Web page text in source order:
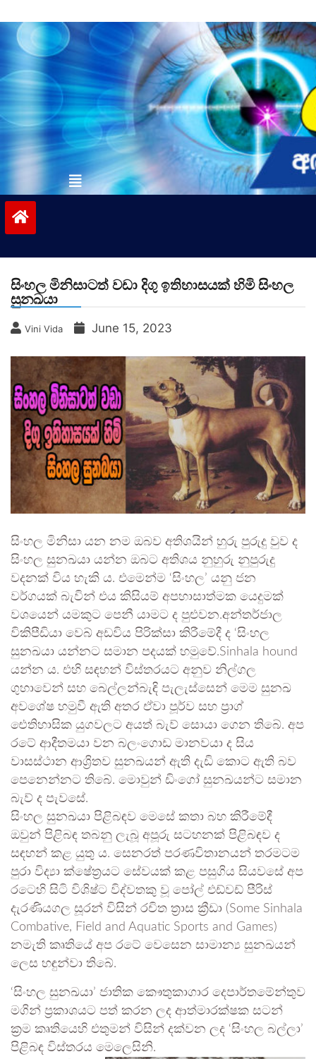
to
contentvinivida.lk
සිංහල මිනිසාටත් වඩා දිගු ඉතිහාසයක් හිමි සිංහල
සුනඛයා
Vini Vida June 15, 2023
සිංහල මිනිසා යන නම ඔබව අතිශයින් හුරු පුරුදු වුව ද
සිංහල සුනඛයා යන්න ඔබට අතිශය නුහුරු නුපුරුදු
වදනක් විය හැකි ය. එමෙන්ම ‘සිංහල’ යනු ජන
වර්ගයක් බැවින් එය කිසියම් අපහාසාත්මක යෙදුමක්
වශයෙන් යමකුට පෙනී යාමට ද පුළුවන.අන්තර්ජාල
විකිපීඩියා වෙබ් අඩවිය පිරික්සා කිරීමේදී ද ‘සිංහල
සුනඛයා යන්නට සමාන පදයක් හමුවේ.Sinhala hound
යන්න ය. එහි සඳහන් විස්තරයට අනුව නිල්ගල
ගුහාවෙන් සහ බෙල්ලන්බැඳි පැලැස්සෙන් මෙම සුනඛ
අවශේෂ හමුවී ඇති අතර ඒවා පූර්ව සහ ප්‍රාග්
ඓතිහාසික යුගවලට අයත් බැව් සොයා ගෙන තිබේ. අප
රටේ ආදීතමයා වන බලංගොඩ මානවයා ද සිය
වාසස්ථාන ආශ්‍රිතව සුනඛයන් ඇති දැඩි කොට ඇති බව
පෙනෙන්නට තිබේ. මොවුන් ඩිංගෝ සුනඛයන්ට සමාන
බැව් ද පැවසේ.
සිංහල සුනඛයා පිළිබඳව මෙසේ කතා බහ කිරීමේදී
ඔවුන් පිළිබඳ තබනු ලැබූ අපූරු සටහනක් පිළිබඳව ද
සඳහන් කළ යුතු ය. සෙනරත් පරණවිතානයන් තරමටම
පුරා විද්‍යා ක්ෂේත්‍රයට සේවයක් කළ පසුගිය සියවසේ අප
රටෙහි සිටි විශිෂ්ට විද්වතකු වූ පෝල් එඩ්වඩ් පීරිස්
දැරණියගල සූරන් විසින් රචිත ත්‍රාස ක්‍රීඩා (Some Sinhala
Combative, Field and Aquatic Sports and Games)
නමැති කෘතියේ අප රටේ වෙසෙන සාමාන්‍ය සුනඛයන්
ලෙස හඳුන්වා තිබේ.
‘සිංහල සුනඛයා’ ජාතික කෞතුකාගාර දෙපාර්තමේන්තුව
මගින් ප්‍රකාශයට පත් කරන ලද ආත්මාරක්ෂක සටන්
ක්‍රම කෘතියෙහි එතුමන් විසින් දක්වන ලද ‘සිංහල බල්ලා’
පිළිබඳ විස්තරය මෙලෙසිනි.